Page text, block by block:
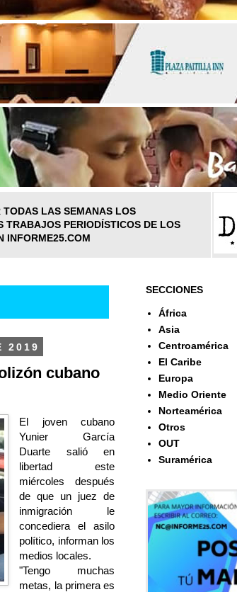
TODAS LAS SEMANAS LOS
TRABAJOS PERIODÍSTICOS DE LOS
INFORME25.COM
2019
cubano
El joven cubano
Yunier García
Duarte salió en
libertad este
miércoles después
de que un juez de
inmigración le
concediera el asilo
político, informan los
medios locales.
"Tengo muchas
metas, la primera es
SECCIONES
África
Asia
Centroamérica
El Caribe
Europa
Medio Oriente
Norteamérica
Otros
OUT
Suramérica